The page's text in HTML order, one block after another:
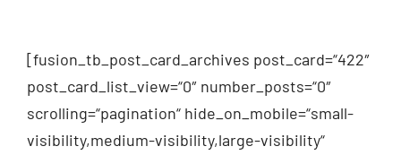
[fusion_tb_post_card_archives post_card=“422″
post_card_list_view=“0″ number_posts=“0″
scrolling=“pagination“ hide_on_mobile=“small-
visibility,medium-visibility,large-visibility“